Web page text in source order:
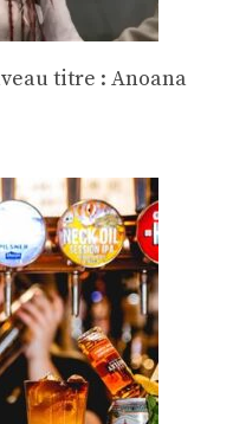
titre : Anoana